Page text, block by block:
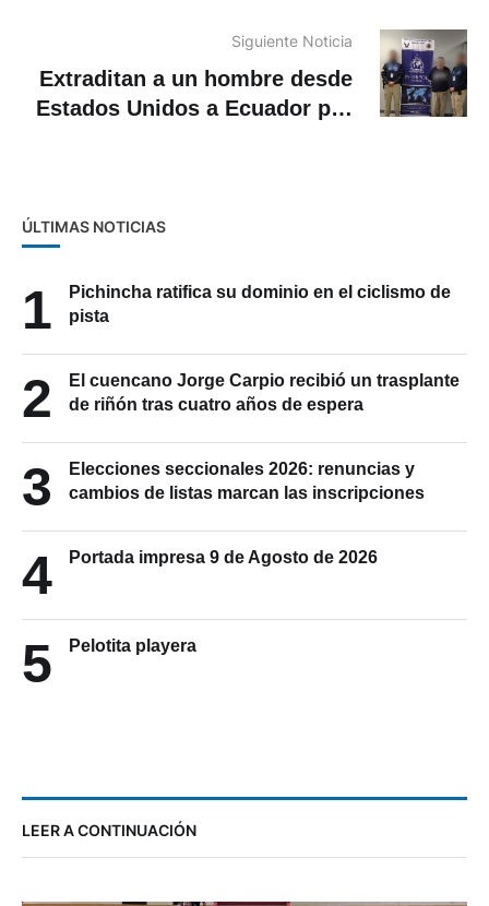
HistóricasSiguiente Noticia
Extraditan a un hombre desde
Estados Unidos a Ecuador por
ÚLTIMAS NOTICIAS
1
Pichincha ratifica su dominio en el ciclismo de
pista
2
El cuencano Jorge Carpio recibió un trasplante
de riñón tras cuatro años de espera
3
Elecciones seccionales 2026: renuncias y
cambios de listas marcan las inscripciones
4 Portada impresa 9 de Agosto de 2026
5 Pelotita playera
LEER A CONTINUACIÓN